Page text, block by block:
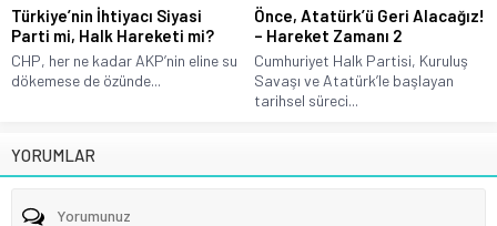
Türkiye’nin İhtiyacı Siyasi
Parti mi, Halk Hareketi mi?
CHP, her ne kadar AKP’nin eline su
dökemese de özünde...
Önce, Atatürk’ü Geri Alacağız!
– Hareket Zamanı 2
Cumhuriyet Halk Partisi, Kuruluş
Savaşı ve Atatürk’le başlayan
tarihsel süreci...
YORUMLAR